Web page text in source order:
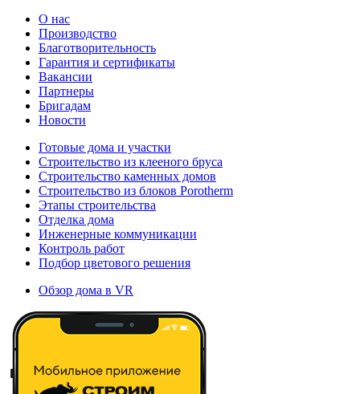
О нас
Производство
Благотворительность
Гарантия и сертификаты
Вакансии
Партнеры
Бригадам
Новости
Готовые дома и участки
Строительство из клееного бруса
Строительство каменных домов
Строительство из блоков Porotherm
Этапы строительства
Отделка дома
Инженерные коммуникации
Контроль работ
Подбор цветового решения
Обзор дома в VR